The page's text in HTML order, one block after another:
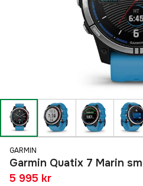
GARMIN
Garmin Quatix 7 Marin
5 995 kr